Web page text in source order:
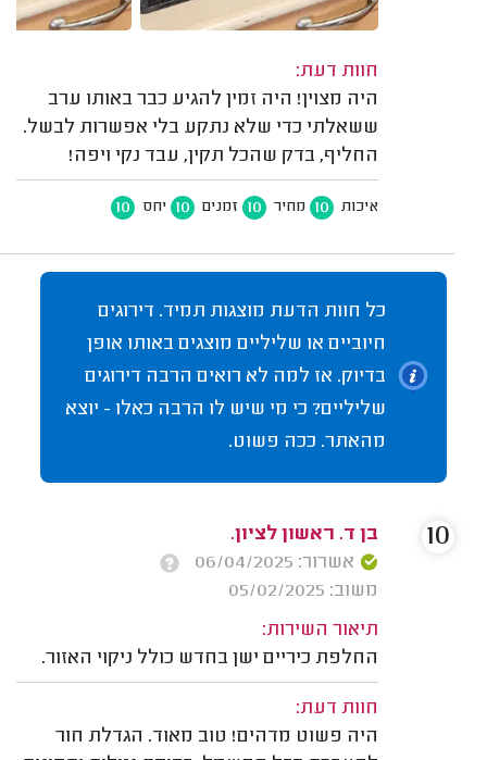
חוות דעת:
היה מצוין! היה זמין להגיע כבר באותו ערב
ששאלתי כדי שלא נתקע בלי אפשרות לבשל.
החליף, בדק שהכל תקין, עבד נקי ויפה!
איכות 10 מחיר 10 זמנים 10 יחס 10
כל חוות הדעת מוצגות תמיד. דירוגים
חיוביים או שליליים מוצגים באותו אופן
בדיוק. אז למה לא רואים הרבה דירוגים
שליליים? כי מי שיש לו הרבה כאלו - יוצא
מהאתר. ככה פשוט.
בן ד. ראשון לציון.
אשרור: 06/04/2025
משוב: 05/02/2025
תיאור השירות:
החלפת כיריים ישן בחדש כולל ניקוי האזור.
חוות דעת:
היה פשוט מדהים! טוב מאוד. הגדלת חור
10